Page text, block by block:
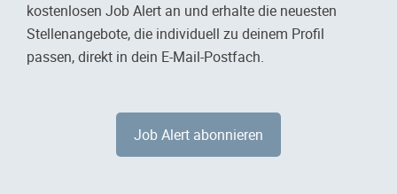
kostenlosen Job Alert an und erhalte die neuesten
Stellenangebote, die individuell zu deinem Profil
passen, direkt in dein E-Mail-Postfach.
Job Alert abonnieren